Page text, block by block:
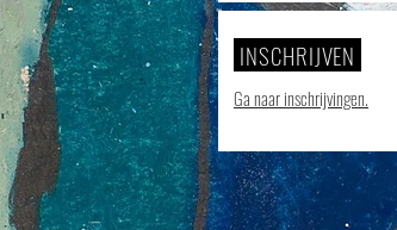
INSCHRIJVEN
Ga naar inschrijvingen.